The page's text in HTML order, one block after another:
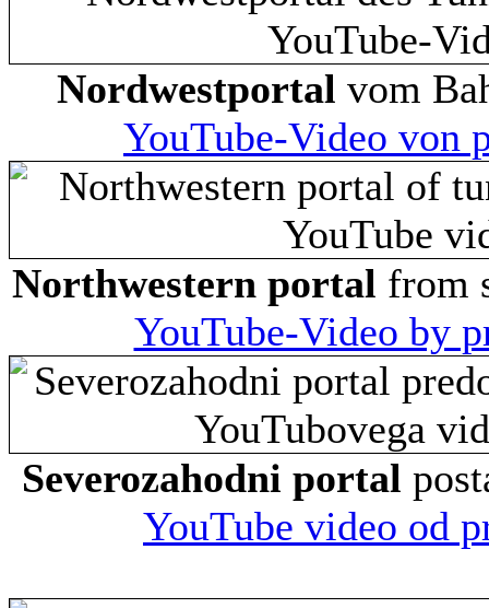
Nordwestportal vom
YouTube-Video von
Northwestern portal from
YouTube-Video by
Severozahodni portal
YouTube video od